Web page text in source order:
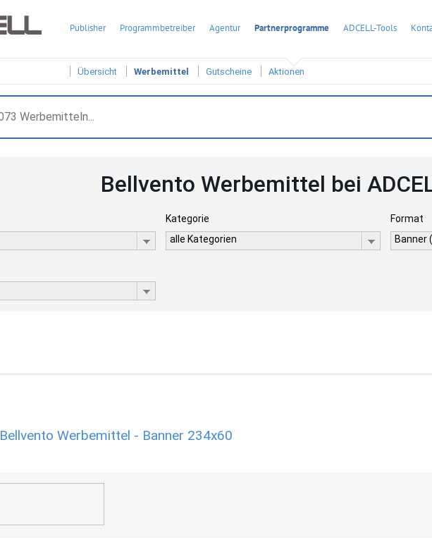
Publisher Programmbetreiber Agentur Partnerprogramme ADCELL-Tools
Übersicht Werbemittel Gutscheine Aktionen
Bellvento Werbemittel bei
Kategorie
alle Kategorien
Format
Banner
Bellvento Werbemittel - Banner 234x60